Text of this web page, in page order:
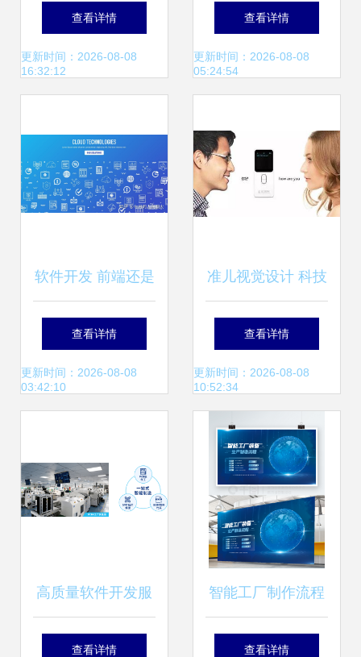
认定流程与软件开
发价值探析
查看详情
更新时间：2026-08-08
16:32:12
三代半导体材料的
技术落地与生态服
查看详情
更新时间：2026-08-08
05:24:54
软件开发 前端还是
后端？综合对比与
选择指南
查看详情
更新时间：2026-08-08
03:42:10
准儿视觉设计 科技
产品的视觉语言与
服务赋能
查看详情
更新时间：2026-08-08
10:52:34
高质量软件开发服
务 赋能数字化转型
查看详情
智能工厂制作流程
图设计解析 科技风
查看详情